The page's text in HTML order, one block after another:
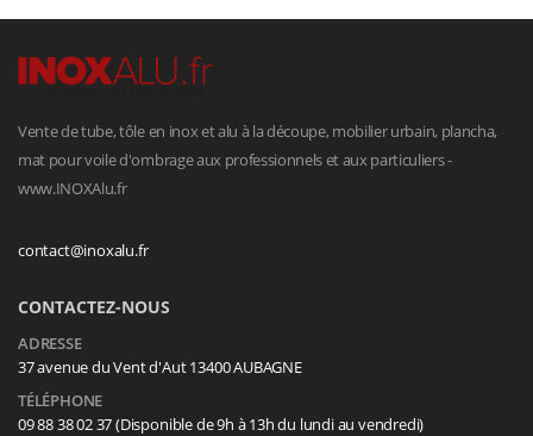
Vente de tube, tôle en inox et alu à la découpe, mobilier urbain, plancha,
mat pour voile d'ombrage aux professionnels et aux particuliers -
www.INOXAlu.fr
contact@inoxalu.fr
CONTACTEZ-NOUS
ADRESSE
37 avenue du Vent d'Aut 13400 AUBAGNE
TÉLÉPHONE
09 88 38 02 37 (Disponible de 9h à 13h du lundi au vendredi)